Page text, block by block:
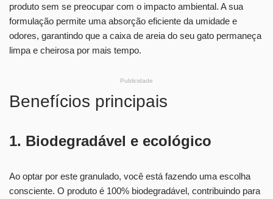
produto sem se preocupar com o impacto ambiental. A sua
formulação permite uma absorção eficiente da umidade e
odores, garantindo que a caixa de areia do seu gato permaneça
limpa e cheirosa por mais tempo.
Publicidade
Benefícios principais
1. Biodegradável e ecológico
Ao optar por este granulado, você está fazendo uma escolha
consciente. O produto é 100% biodegradável, contribuindo para